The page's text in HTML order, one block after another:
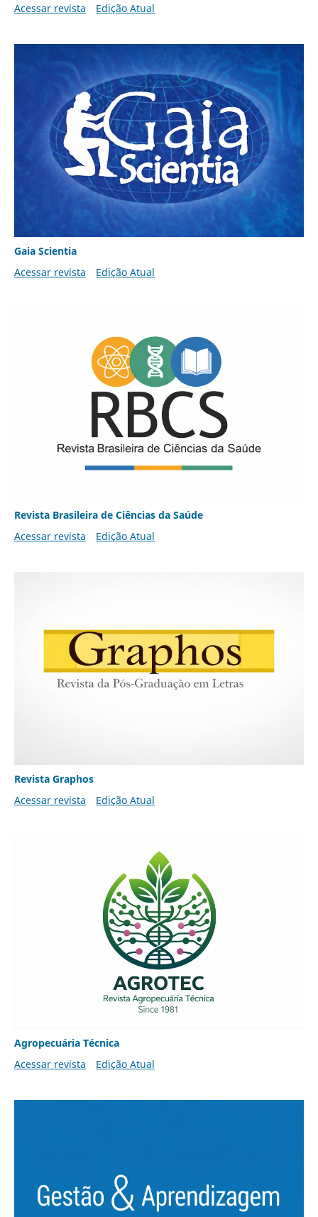
Acessar revista
Edição Atual
Gaia Scientia
Acessar revista
Edição Atual
Revista Brasileira de Ciências da Saúde
Acessar revista
Edição Atual
Revista Graphos
Acessar revista
Edição Atual
Agropecuária Técnica
Acessar revista
Edição Atual